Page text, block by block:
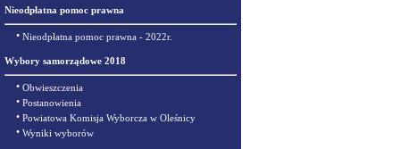
Nieodpłatna pomoc prawna
• Nieodpłatna pomoc prawna - 2022r.
Wybory samorządowe 2018
• Obwieszczenia
• Postanowienia
• Powiatowa Komisja Wyborcza w Oleśnicy
• Wyniki wyborów